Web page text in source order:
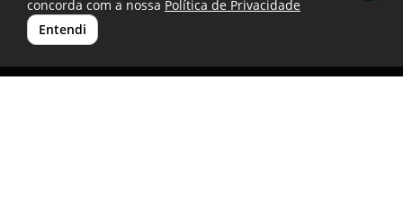
concorda com a nossa Política de Privacidade
Entendi